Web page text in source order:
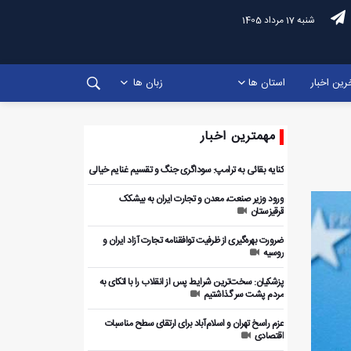
شنبه 17 مرداد 1405
اخبار استان ها زبان ها
مهمترین اخبار
کنایه بقائی به ترامپ: سوداگری جنگ و تقسیم غنایم خیالی
ورود وزیر صنعت، معدن و تجارت ایران به بیشکک
قرقیزستان
ضرورت بهره‌گیری از ظرفیت توافقنامه تجارت آزاد ایران و
روسیه
پزشکیان: سخت‌ترین شرایط پس از انقلاب را با اتکای به
مردم پشت سر گذاشتیم
عزم راسخ تهران و اسلام‌آباد برای ارتقای سطح مناسبات
اقتصادی